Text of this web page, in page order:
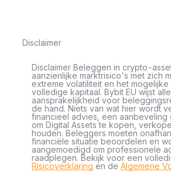
Disclaimer
Disclaimer Beleggen in crypto-
aanzienlijke marktrisico's met zich
extreme volatiliteit en het
volledige kapitaal. Bybit EU wijst alle
aansprakelijkheid voor
de hand. Niets van wat hier wordt
financieel advies, een aanbeveling
om Digital Assets te kopen,
houden. Beleggers moeten
financiële situatie beoordelen en
aangemoedigd om professionele
raadplegen. Bekijk voor een
Risicoverklaring en de Algemene